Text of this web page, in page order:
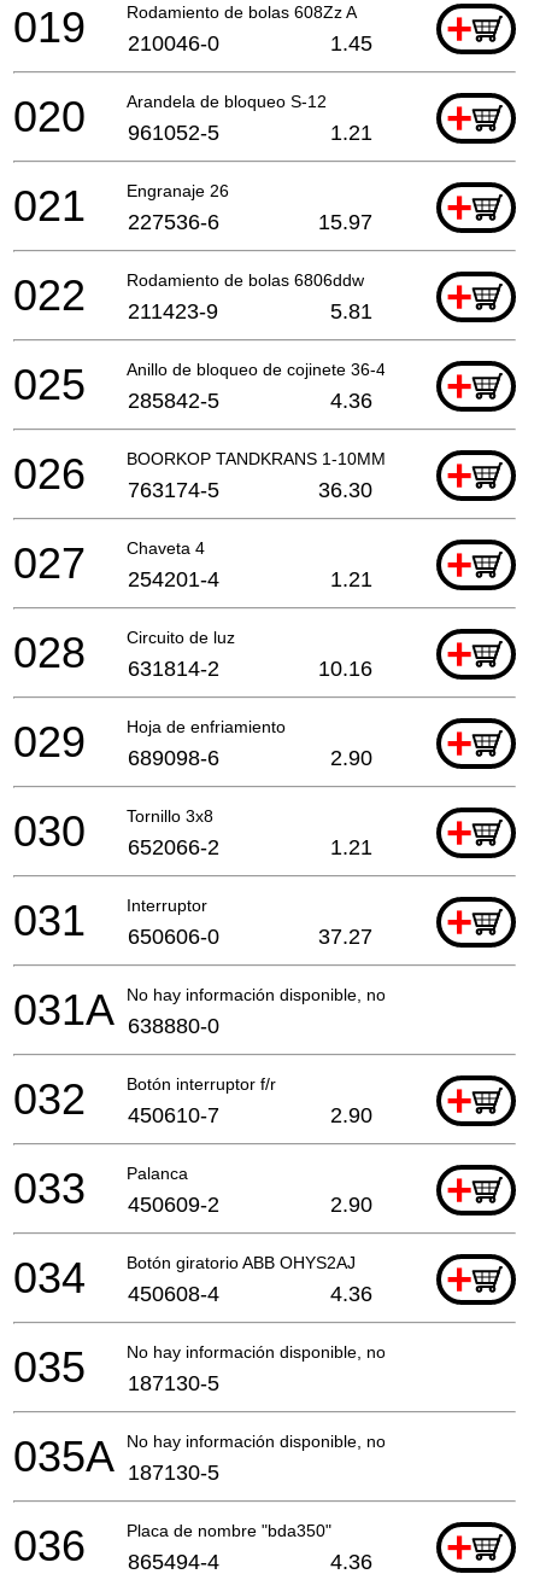
Rodamiento de bolas 608Zz A +
019 210046-0 1.45
Arandela de bloqueo S-12 +
020 961052-5 1.21
Engranaje 26 +
021 227536-6 15.97
Rodamiento de bolas 6806ddw +
022 211423-9 5.81
Anillo de bloqueo de cojinete 36-43 +
025 285842-5 4.36
BOORKOP TANDKRANS 1-10MM +
026 763174-5 36.30
Chaveta 4 +
027 254201-4 1.21
Circuito de luz +
028 631814-2 10.16
Hoja de enfriamiento +
029 689098-6 2.90
Tornillo 3x8 +
030 652066-2 1.21
Interruptor +
031 650606-0 37.27
No hay información disponible, no se puede pedir
031A 638880-0
Botón interruptor f/r +
032 450610-7 2.90
Palanca +
033 450609-2 2.90
Botón giratorio ABB OHYS2AJ +
034 450608-4 4.36
No hay información disponible, no se puede pedir
035 187130-5
No hay información disponible, no se puede pedir
035A 187130-5
Placa de nombre "bda350" +
036 865494-4 4.36